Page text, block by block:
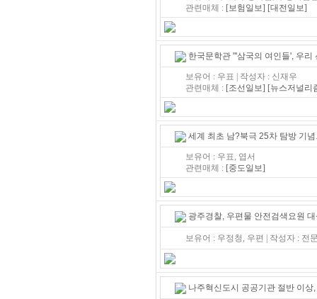
관련매체 : [보험일보] [대전일보]
한국문학관 "'삼국의 여인들', 우리
보유어 : 우표 | 작성자 : 신재우
관련매체 : [조선일보] [뉴스저널리
세계 최초 남?북극 25차 탐방 기
보유어 : 우표, 엽서
관련매체 : [중도일보]
광주경찰, 우편물 안전검색요원
보유어 : 우정청, 우편 | 작성자 :
나주혁신도시 공공기관 절반 이상